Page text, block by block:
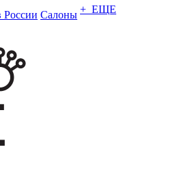
России Салоны + ЕЩЕ